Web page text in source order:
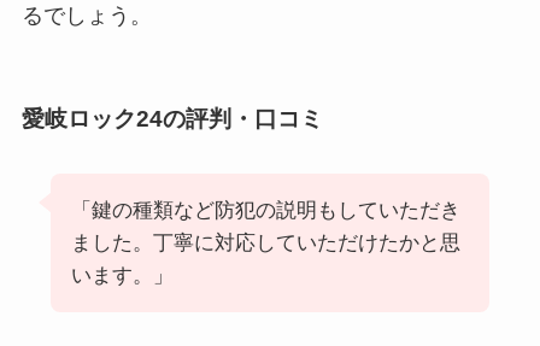
るでしょう。
愛岐ロック24の評判・口コミ
「鍵の種類など防犯の説明もしていただき
ました。丁寧に対応していただけたかと思
います。」